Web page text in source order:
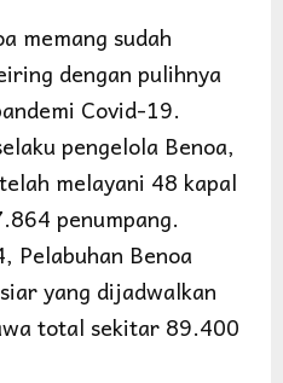
memang sudah
dengan pulihnya
Covid-19.
pengelola Benoa,
melayani 48 kapal
penumpang.
Pelabuhan Benoa
yang dijadwalkan
total sekitar 89.400